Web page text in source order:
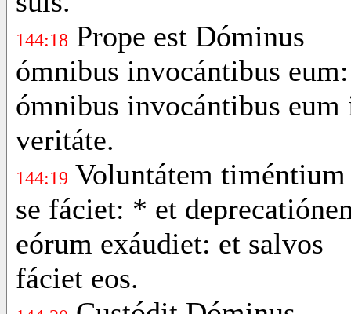
144:18 Prope est Dóminus
ómnibus invocántibus
ómnibus invocántibus eum
veritáte.
144:19 Voluntátem timéntium
se fáciet: * et
eórum exáudiet: et salvos
fáciet eos.